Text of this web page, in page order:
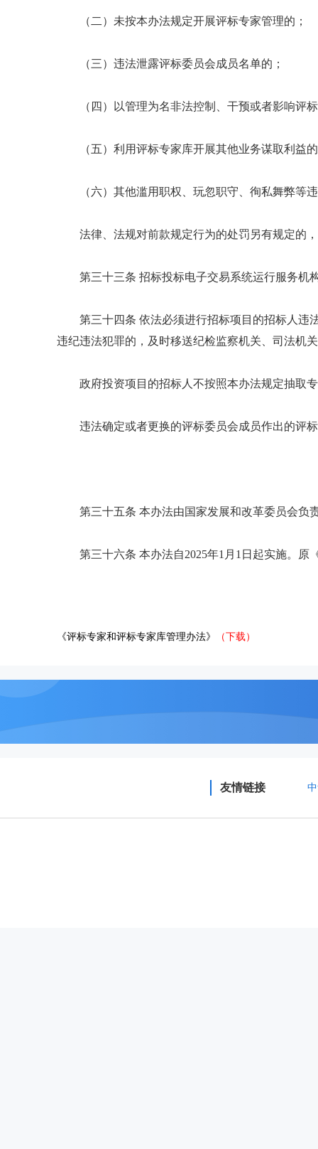
（二）未按本办法规定开展评标专家管理的；
（三）违法泄露评标委员会成员名单的；
（四）以管理为名非法控制、干预或者影响评
（五）利用评标专家库开展其他业务谋取利益
（六）其他滥用职权、玩忽职守、徇私舞弊等
法律、法规对前款规定行为的处罚另有规定的
第三十三条 招标投标电子交易系统运行服务机
第三十四条 依法必须进行招标项目的招标人违
违纪违法犯罪的，及时移送纪检监察机关、司法机
政府投资项目的招标人不按照本办法规定抽取
违法确定或者更换的评标委员会成员作出的评
第三十五条 本办法由国家发展和改革委员会负
第三十六条 本办法自2025年1月1日起实施。
《评标专家和评标专家库管理办法》 （下载）
友情链接